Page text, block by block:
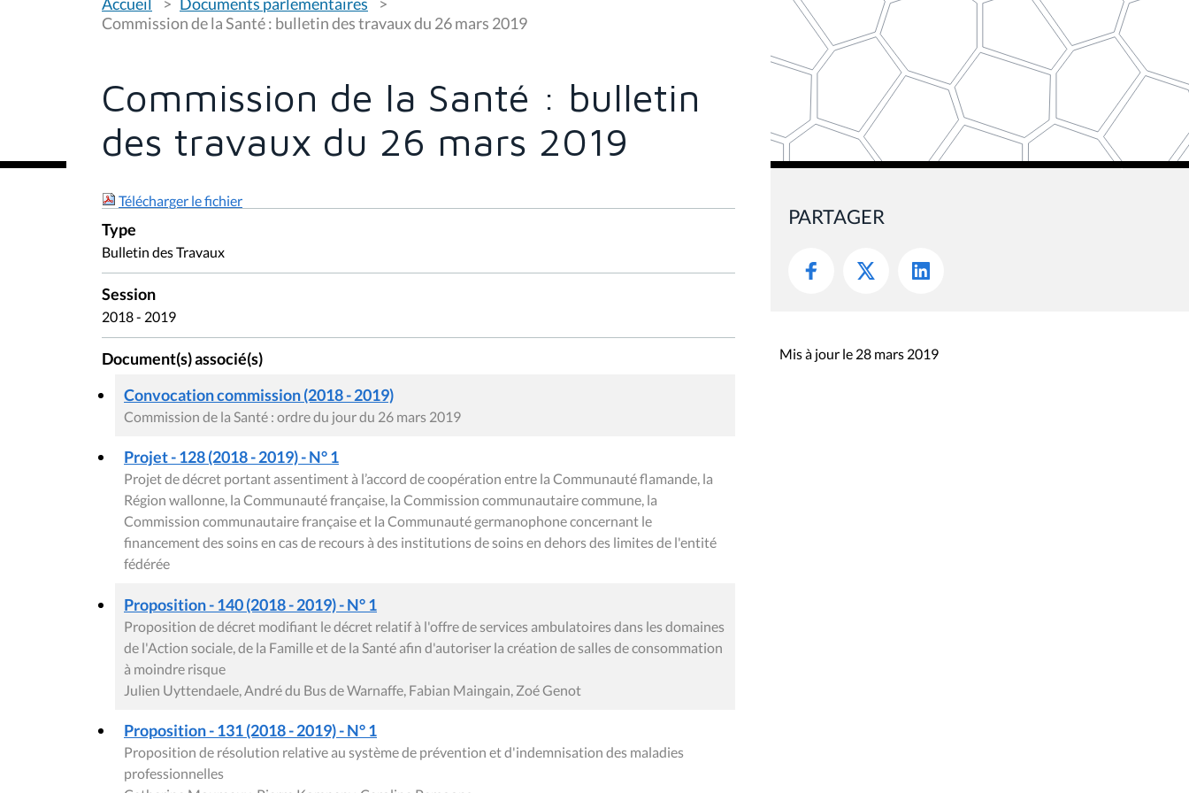
o
u
s
i
Commission de la Santé : bulletin des travaux du 26 mars 2019
Commission de la Santé : bulletin
des travaux du 26 mars 2019
Télécharger le fichier
Type
Bulletin des Travaux
Session
2018 - 2019
Document(s) associé(s)
Convocation commission (2018 - 2019)
Commission de la Santé : ordre du jour du 26 mars 2019
Projet - 128 (2018 - 2019) - N° 1
Projet de décret portant assentiment à l’accord de coopération entre la Communauté flamande, la
Région wallonne, la Communauté française, la Commission communautaire commune, la
Commission communautaire française et la Communauté germanophone concernant le
financement des soins en cas de recours à des institutions de soins en dehors des limites de l'entité
fédérée
Proposition - 140 (2018 - 2019) - N° 1
Proposition de décret modifiant le décret relatif à l'offre de services ambulatoires dans les domaines
de l'Action sociale, de la Famille et de la Santé afin d'autoriser la création de salles de consommation
à moindre risque
Julien Uyttendaele, André du Bus de Warnaffe, Fabian Maingain, Zoé Genot
Proposition - 131 (2018 - 2019) - N° 1
Proposition de résolution relative au système de prévention et d'indemnisation des maladies
professionnelles
PARTAGER
Mis à jour le 28 mars 2019